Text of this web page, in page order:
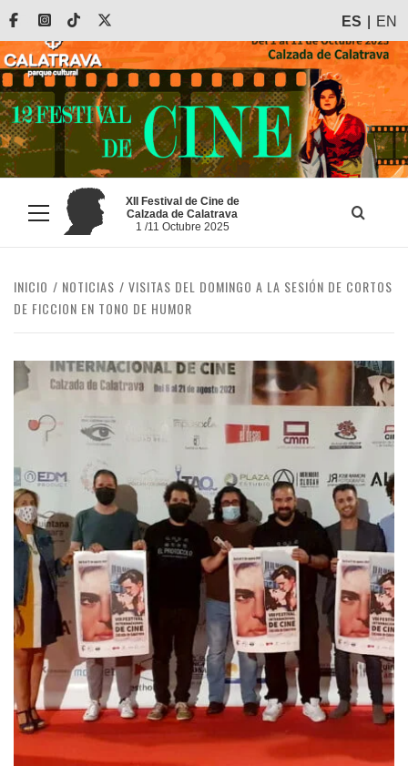
Saltar
contenido
FacebookInstagram
Tiktok ES EN
Menú
principal
XII Festival de Cine de
Calzada de Calatrava
1 /11 Octubre 2025
INICIO NOTICIAS
VISITAS DEL DOMINGO A LA SESIÓN DE CORTOS
DE FICCION EN TONO DE HUMOR